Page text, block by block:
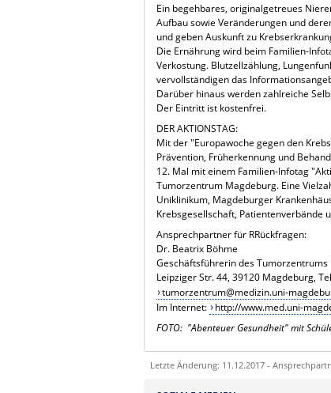
Ein begehbares, originalgetreues
Aufbau sowie Veränderungen und
und geben Auskunft zu
Die Ernährung wird beim Familien-
Verkostung. Blutzellzählung,
vervollständigen das
Darüber hinaus werden zahlreiche
Der Eintritt ist kostenfrei.
DER AKTIONSTAG:
Mit der "Europawoche gegen den
Prävention, Früherkennung und
12. Mal mit einem Familien-Infotag
Tumorzentrum Magdeburg. Eine
Uniklinikum, Magdeburger
Krebsgesellschaft, Patientenverbände
Ansprechpartner für RRückfragen:
Dr. Beatrix Böhme
Geschäftsführerin des Tumorzentrums
Leipziger Str. 44, 39120 Magdeburg,
tumorzentrum@medizin.uni-
Im Internet:
http://www.med.uni-
FOTO: "Abenteuer Gesundheit" mit
Letzte Änderung: 11.12.2017 -